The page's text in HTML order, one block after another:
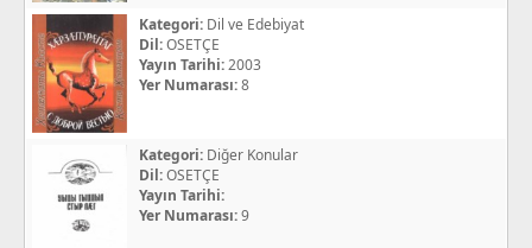
Kategori: Dil ve Edebiyat
Dil:OSETÇE
Yayın Tarihi:2003
Yer Numarası:8
Kategori: Diğer Konular
Dil:OSETÇE
Yayın Tarihi:
Yer Numarası:9